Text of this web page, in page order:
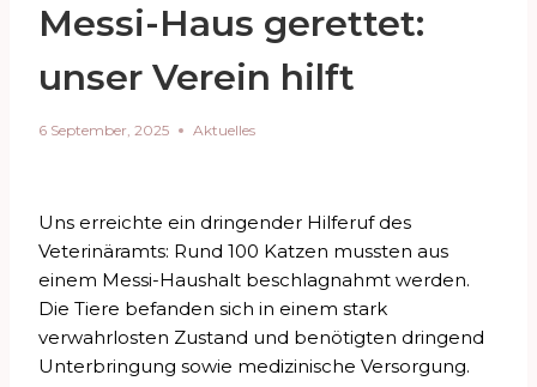
Messi-Haus gerettet:
unser Verein hilft
6 September, 2025 Aktuelles
Uns erreichte ein dringender Hilferuf des
Veterinäramts: Rund 100 Katzen mussten aus
einem Messi-Haushalt beschlagnahmt werden.
Die Tiere befanden sich in einem stark
verwahrlosten Zustand und benötigten dringend
Unterbringung sowie medizinische Versorgung.